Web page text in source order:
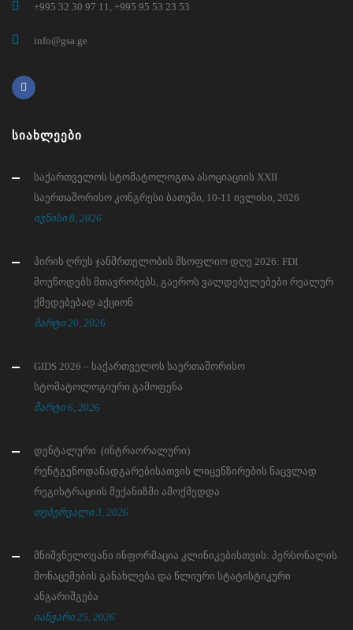
+995 32 30 97 11, +995 95 53 23 53
info@gsa.ge
ᲡᲘᲐᲮᲚᲔᲔᲑᲘ
საქართველოს სტომატოლოგთა ასოციაციის XXII
საერთაშორისო კონგრესი ბათუმი, 10-11 ივლისი, 2026
ივნისი 8, 2026
პირის ღრუს ჯანმრთელობის მსოფლიო დღე 2026: FDI
მოუწოდებს მთავრობებს, გაეროს ვალდებულებები რეალურ
ქმედებებად აქციონ
მარტი 20, 2026
GIDS 2026 – საქართველოს საერთაშორისო
სტომატოლოგიური გამოფენა
მარტი 6, 2026
დენტალური (ინტრაორალური)
რენტგენოდანადგარებისათვის ლიცენზირების ნაცვლად
რეგისტრაციის მექანიზმი ამოქმედდა
თებერვალი 3, 2026
მნიშვნელოვანი ინფორმაცია კლინიკებისთვის: პერსონალის
მონაცემების განახლება და წლიური სტატისტიკური
ანგარიშგება
იანვარი 25, 2026